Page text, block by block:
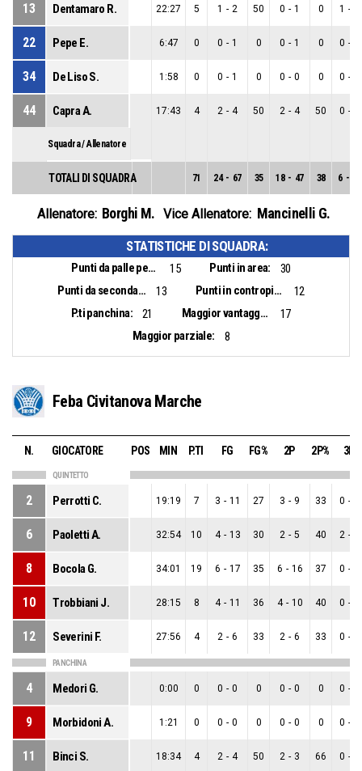
13 Dentamaro R. 22:27 5 1 - 2 50 0 - 1 0 1 -
22 Pepe E. 6:47 0 0 - 1 0 0 - 1 0 0 -
34 De Liso S. 1:58 0 0 - 1 0 0 - 0 0 0 -
44 Capra A. 17:43 4 2 - 4 50 2 - 4 50 0 -
Squadra / Allenatore
TOTALI DI SQUADRA 71 24 - 67 35 18 - 47 38 6 -
Allenatore: Borghi M. Vice Allenatore: Mancinelli G.
STATISTICHE DI SQUADRA:
Punti da palle perse: 15 Punti in area:
30
Punti da seconda opportunità:
13 Punti in contropiede:
12
P.ti panchina:
21 Maggior vantaggio:
17
Maggior parziale:
8
Feba Civitanova Marche
N. GIOCATORE POS MIN P.TI FG FG% 2P 2P% 3P
QUINTETTO
2 Perrotti C. 19:19 7 3 - 11 27 3 - 9 33 0 -
6 Paoletti A. 32:54 10 4 - 13 30 2 - 5 40 2 -
8 Bocola G. 34:01 19 6 - 17 35 6 - 16 37 0 -
10 Trobbiani J. 28:15 8 4 - 11 36 4 - 10 40 0 -
12 Severini F. 27:56 4 2 - 6 33 2 - 6 33 0 -
PANCHINA
4 Medori G. 0:00 0 0 - 0 0 0 - 0 0 0 -
9 Morbidoni A. 1:21 0 0 - 0 0 0 - 0 0 0 -
11 Binci S. 18:34 4 2 - 4 50 2 - 3 66 0 -